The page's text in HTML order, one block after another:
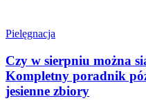
Pielęgnacja
Czy w sierpniu można
Kompletny poradnik
jesienne zbiory